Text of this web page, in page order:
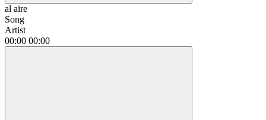
al aire
Song
Artist
00:00 00:00